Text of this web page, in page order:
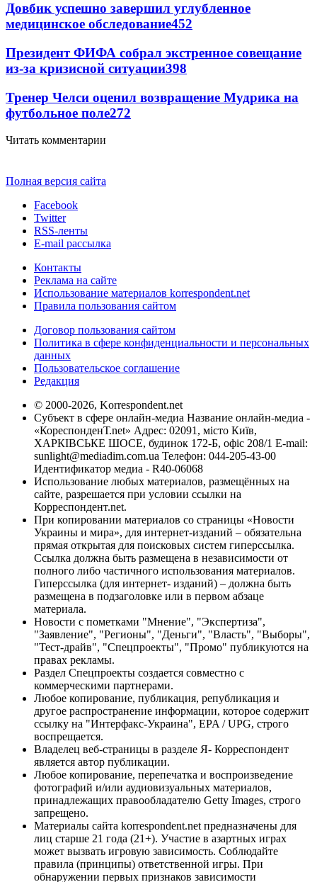
Довбик успешно завершил углубленное
медицинское обследование452
Президент ФИФА собрал экстренное совещание
из-за кризисной ситуации398
Тренер Челси оценил возвращение Мудрика на
футбольное поле272
Читать комментарии
Полная версия сайта
Facebook
Twitter
RSS-ленты
E-mail рассылка
Контакты
Реклама на сайте
Использование материалов korrespondent.net
Правила пользования сайтом
Договор пользования сайтом
Политика в сфере конфиденциальности и персональных
данных
Пользовательское соглашение
Редакция
© 2000-2026, Korrespondent.net
Субъект в сфере онлайн-медиа Название онлайн-медиа -
«КореспонденТ.net» Адрес: 02091, місто Київ,
ХАРКІВСЬКЕ ШОСЕ, будинок 172-Б, офіс 208/1 E-mail:
sunlight@mediadim.com.ua Телефон: 044-205-43-00
Идентификатор медиа - R40-06068
Использование любых материалов, размещённых на
сайте, разрешается при условии ссылки на
Корреспондент.net.
При копировании материалов со страницы «Новости
Украины и мира», для интернет-изданий – обязательна
прямая открытая для поисковых систем гиперссылка.
Ссылка должна быть размещена в независимости от
полного либо частичного использования материалов.
Гиперссылка (для интернет- изданий) – должна быть
размещена в подзаголовке или в первом абзаце
материала.
Новости с пометками "Мнение", "Экспертиза",
"Заявление", "Регионы", "Деньги", "Власть", "Выборы",
"Тест-драйв", "Спецпроекты", "Промо" публикуются на
правах рекламы.
Раздел Спецпроекты создается совместно с
коммерческими партнерами.
Любое копирование, публикация, републикация и
другое распространение информации, которое содержит
ссылку на "Интерфакс-Украина", EPA / UPG, строго
воспрещается.
Владелец веб-страницы в разделе Я- Корреспондент
является автор публикации.
Любое копирование, перепечатка и воспроизведение
фотографий и/или аудиовизуальных материалов,
принадлежащих правообладателю Getty Images, строго
запрещено.
Материалы сайта korrespondent.net предназначены для
лиц старше 21 года (21+). Участие в азартных играх
может вызвать игровую зависимость. Соблюдайте
правила (принципы) ответственной игры. При
обнаружении первых признаков зависимости